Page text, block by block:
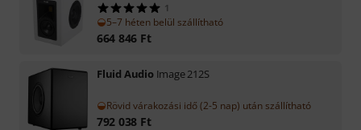
1
5–7 héten belül szállítható
664 846 Ft
Fluid Audio Image 212S
Rövid várakozási idő (2-5 nap) után szállítható
792 038 Ft